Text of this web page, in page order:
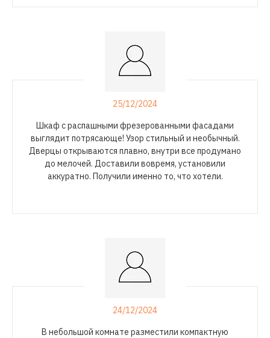
25/12/2024
Шкаф с распашными фрезерованными фасадами
выглядит потрясающе! Узор стильный и необычный.
Дверцы открываются плавно, внутри все продумано
до мелочей. Доставили вовремя, установили
аккуратно. Получили именно то, что хотели.
24/12/2024
В небольшой комнате разместили компактную